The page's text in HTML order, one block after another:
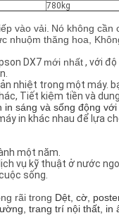
780kg
vào vải. Nó không cần
nhuộm thăng hoa,
DX7 mới nhất, với độ
nhiệt trong một máy.
Tiết kiệm tiền và
in sáng và sống động
in khác nhau để lựa
một năm.
vụ kỹ thuật ở nước
sống.
rãi trong Dệt, cờ,
trang trí nội thất, in